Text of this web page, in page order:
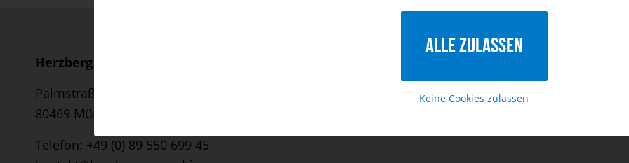
Alle zulassen
Keine Cookies zulassen
Herzberg Consulting GmbH
Palmstraße 2
80469 München
Telefon: +49 (0) 89 550 699 45
zu
XING-Profil
folgen